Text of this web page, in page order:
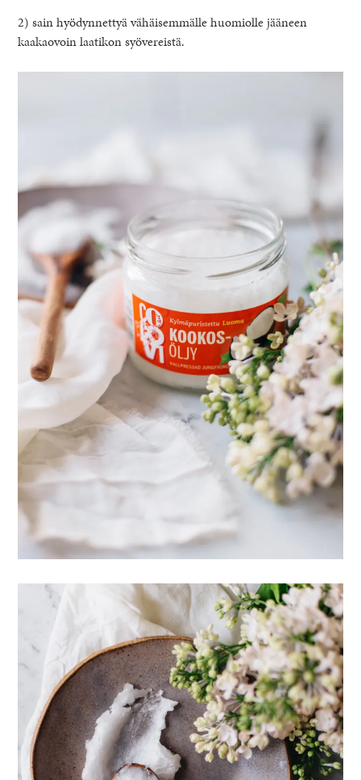
2) sain hyödynnettyä vähäisemmälle huomiolle jääneen
kaakaovoin laatikon syövereistä.